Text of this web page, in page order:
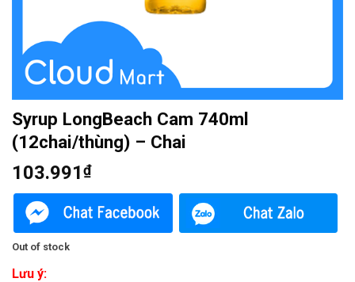
Syrup LongBeach Cam 740ml
(12chai/thùng) – Chai
103.991₫
Out of stock
Lưu ý: